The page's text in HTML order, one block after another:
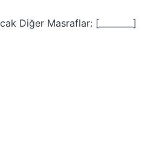
Diğer Masraflar: [________]